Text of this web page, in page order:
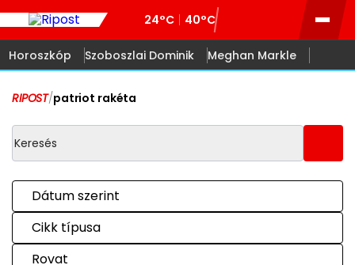
24°C 40°C
Horoszkóp Szoboszlai Dominik Meghan Markle
RIPOST/patriot rakéta
Dátum szerint
Cikk típusa
Rovat